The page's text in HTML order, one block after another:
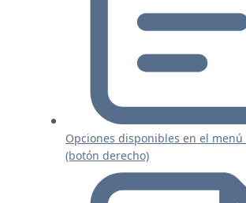
Opciones disponibles en el
(botón derecho)